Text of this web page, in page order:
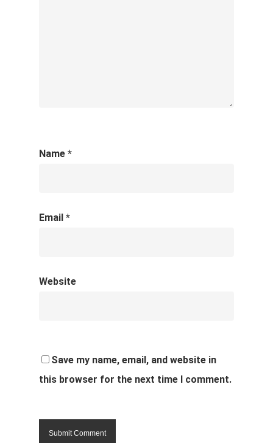
Name *
Email *
Website
Save my name, email, and website in
this browser for the next time I comment.